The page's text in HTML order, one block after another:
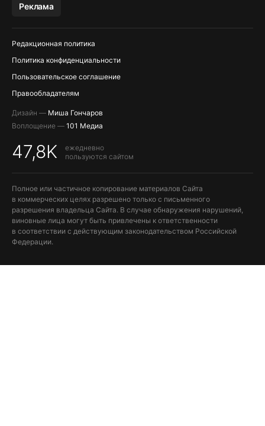
Реклама
Редакционная политика
Политика конфиденциальности
Пользовательское соглашение
Правообладателям
Дизайн — Миша Гончаров
Воплощение — 101 Медиа
47,8K
ежедневно
пользуются сайтом
Полное или частичное копирование материалов Сайта
в коммерческих целях разрешено только с письменного
разрешения владельца Сайта. В случае обнаружения нарушений,
виновные лица могут быть привлечены к ответственности
в соответствии с действующим законодательством Российской
Федерации.